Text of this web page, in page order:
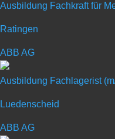
Ausbildung Fachkraft für
Ratingen
ABB AG
Ausbildung Fachlagerist
Luedenscheid
ABB AG
Ausbildung